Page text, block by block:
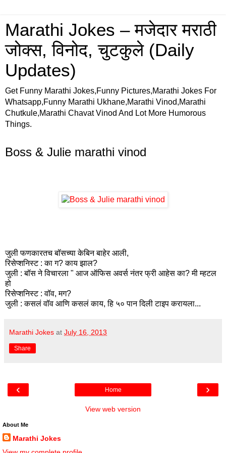
Marathi Jokes – मजेदार मराठी
जोक्स, विनोद, चुटकुले (Daily
Updates)
Get Funny Marathi Jokes,Funny Pictures,Marathi Jokes For
Whatsapp,Funny Marathi Ukhane,Marathi Vinod,Marathi
Chutkule,Marathi Chavat Vinod And Lot More Humorous
Things.
Boss & Julie marathi vinod
जुली फणकारतच बॉसच्या केबिन बाहेर आली,
रिसेप्शनिस्ट : का ग? काय झाल?
जुली : बॉस ने विचारला " आज ऑफिस अवर्स नंतर फ्री आहेस का? मी म्हटल
हो
रिसेप्शनिस्ट : वॉव, मग?
जुली : कसलं वॉव आणि कसलं काय, हि ५० पान दिली टाइप करायला...
Marathi Jokes at July 16, 2013
Share
‹ ›
Home
View web version
About Me
Marathi Jokes